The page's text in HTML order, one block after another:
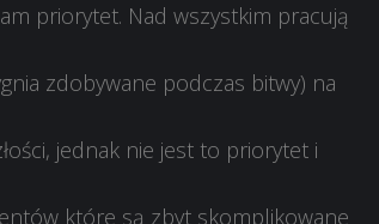
priorytet. Nad wszystkim pracują
zdobywane podczas bitwy) na
jednak nie jest to priorytet i
które są zbyt skomplikowane